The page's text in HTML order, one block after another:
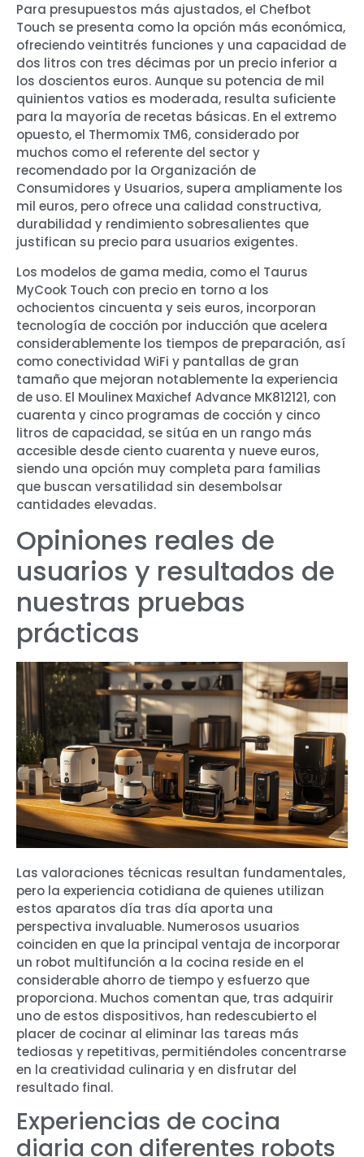
Para presupuestos más ajustados, el Chefbot
Touch se presenta como la opción más económica,
ofreciendo veintitrés funciones y una capacidad de
dos litros con tres décimas por un precio inferior a
los doscientos euros. Aunque su potencia de mil
quinientos vatios es moderada, resulta suficiente
para la mayoría de recetas básicas. En el extremo
opuesto, el Thermomix TM6, considerado por
muchos como el referente del sector y
recomendado por la Organización de
Consumidores y Usuarios, supera ampliamente los
mil euros, pero ofrece una calidad constructiva,
durabilidad y rendimiento sobresalientes que
justifican su precio para usuarios exigentes.
Los modelos de gama media, como el Taurus
MyCook Touch con precio en torno a los
ochocientos cincuenta y seis euros, incorporan
tecnología de cocción por inducción que acelera
considerablemente los tiempos de preparación, así
como conectividad WiFi y pantallas de gran
tamaño que mejoran notablemente la experiencia
de uso. El Moulinex Maxichef Advance MK812121, con
cuarenta y cinco programas de cocción y cinco
litros de capacidad, se sitúa en un rango más
accesible desde ciento cuarenta y nueve euros,
siendo una opción muy completa para familias
que buscan versatilidad sin desembolsar
cantidades elevadas.
Opiniones reales de
usuarios y resultados de
nuestras pruebas
prácticas
Las valoraciones técnicas resultan fundamentales,
pero la experiencia cotidiana de quienes utilizan
estos aparatos día tras día aporta una
perspectiva invaluable. Numerosos usuarios
coinciden en que la principal ventaja de incorporar
un robot multifunción a la cocina reside en el
considerable ahorro de tiempo y esfuerzo que
proporciona. Muchos comentan que, tras adquirir
uno de estos dispositivos, han redescubierto el
placer de cocinar al eliminar las tareas más
tediosas y repetitivas, permitiéndoles concentrarse
en la creatividad culinaria y en disfrutar del
resultado final.
Experiencias de cocina
diaria con diferentes robots